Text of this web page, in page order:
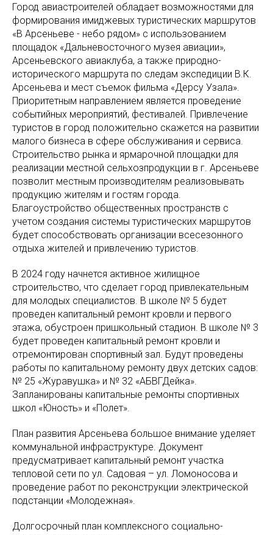
Город авиастроителей обладает возможностями для
формирования имиджевых туристических маршрутов
«В Арсеньеве - небо рядом» с использованием
площадок «Дальневосточного музея авиации»,
Арсеньевского авиаклуба, а также природно-
исторического маршрута по следам экспедиции В.К.
Арсеньева и мест съемок фильма «Дерсу Узала».
Приоритетным направлением является проведение
событийных мероприятий, фестивалей. Привлечение
туристов в город положительно скажется на развитии
малого бизнеса в сфере обслуживания и сервиса.
Строительство рынка и ярмарочной площадки для
реализации местной сельхозпродукции в г. Арсеньеве
позволит местным производителям реализовывать
продукцию жителям и гостям города.
Благоустройство общественных пространств с
учетом создания системы туристических маршрутов
будет способствовать организации всесезонного
отдыха жителей и привлечению туристов.
В 2024 году начнется активное жилищное
строительство, что сделает город привлекательным
для молодых специалистов. В школе № 5 будет
проведен капитальный ремонт кровли и первого
этажа, обустроен пришкольный стадион. В школе № 3
будет проведен капитальный ремонт кровли и
отремонтирован спортивный зал. Будут проведены
работы по капитальному ремонту двух детских садов:
№ 25 «Журавушка» и № 32 «АБВГДейка».
Запланированы капитальные ремонты спортивных
школ «Юность» и «Полет».
План развития Арсеньева большое внимание уделяет
коммунальной инфраструктуре. Документ
предусматривает капитальный ремонт участка
тепловой сети по ул. Садовая – ул. Ломоносова и
проведение работ по реконструкции электрической
подстанции «Молодежная».
Долгосрочный план комплексного социально-